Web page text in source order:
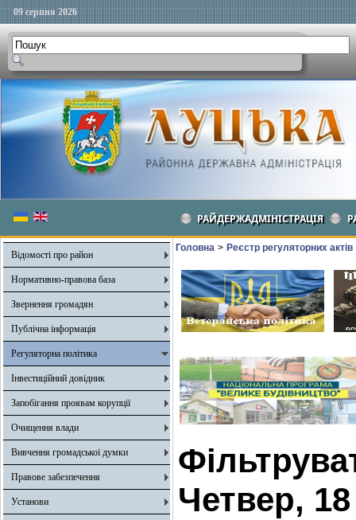
09 серпня 2026
РАЙДЕРЖАДМІНІСТРАЦІЯ
Відомості про район
Нормативно-правова база
Звернення громадян
Публічна інформація
Регуляторна політика
Інвестиційний довідник
Запобігання проявам корупції
Очищення влади
Вивчення громадської думки
Правове забезпечення
Установи
Головна > Реєстр регуляторних актів
Четвер,